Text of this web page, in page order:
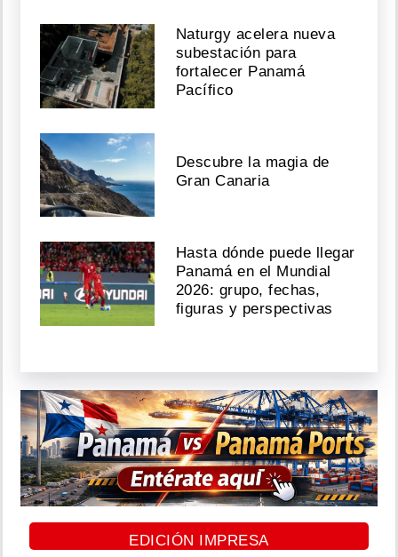
Naturgy acelera nueva
subestación para
fortalecer Panamá
Pacífico
Descubre la magia de
Gran Canaria
Hasta dónde puede llegar
Panamá en el Mundial
2026: grupo, fechas,
figuras y perspectivas
EDICIÓN IMPRESA